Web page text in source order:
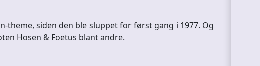
siden den ble sluppet for først gang i 1977. Og
Hosen & Foetus blant andre.